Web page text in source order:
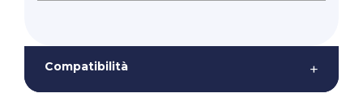
Compatibilità +